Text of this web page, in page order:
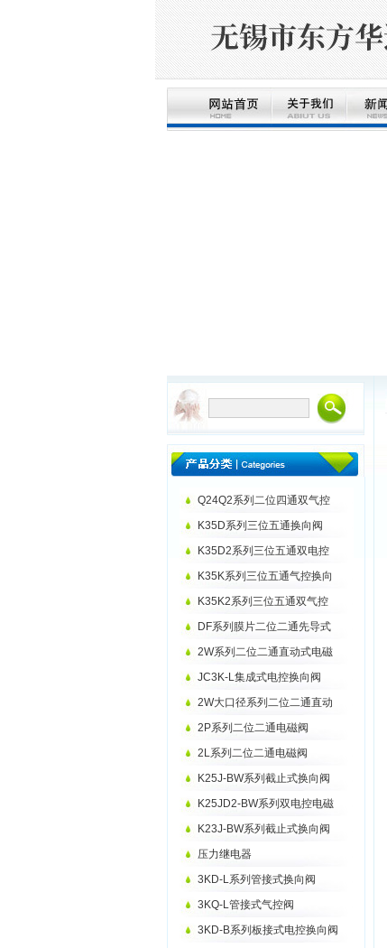
Q24Q2系列二位四通双气控
K35D系列三位五通换向阀
K35D2系列三位五通双电控
K35K系列三位五通气控换向
K35K2系列三位五通双气控
DF系列膜片二位二通先导式
2W系列二位二通直动式电磁
JC3K-L集成式电控换向阀
2W大口径系列二位二通直动
2P系列二位二通电磁阀
2L系列二位二通电磁阀
K25J-BW系列截止式换向阀
K25JD2-BW系列双电控电磁
K23J-BW系列截止式换向阀
压力继电器
3KD-L系列管接式换向阀
3KQ-L管接式气控阀
3KD-B系列板接式电控换向阀